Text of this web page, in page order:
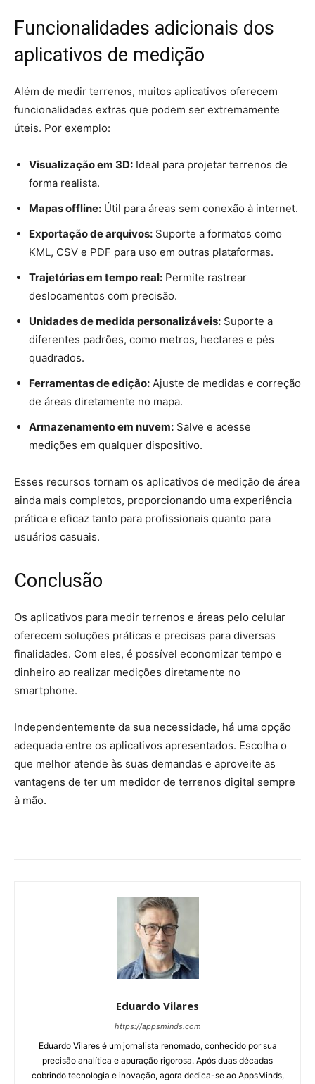
Funcionalidades adicionais dos
aplicativos de medição
Além de medir terrenos, muitos aplicativos oferecem
funcionalidades extras que podem ser extremamente
úteis. Por exemplo:
Visualização em 3D: Ideal para projetar terrenos de
forma realista.
Mapas offline: Útil para áreas sem conexão à internet.
Exportação de arquivos: Suporte a formatos como
KML, CSV e PDF para uso em outras plataformas.
Trajetórias em tempo real: Permite rastrear
deslocamentos com precisão.
Unidades de medida personalizáveis: Suporte a
diferentes padrões, como metros, hectares e pés
quadrados.
Ferramentas de edição: Ajuste de medidas e correção
de áreas diretamente no mapa.
Armazenamento em nuvem: Salve e acesse
medições em qualquer dispositivo.
Esses recursos tornam os aplicativos de medição de área
ainda mais completos, proporcionando uma experiência
prática e eficaz tanto para profissionais quanto para
usuários casuais.
Conclusão
Os aplicativos para medir terrenos e áreas pelo celular
oferecem soluções práticas e precisas para diversas
finalidades. Com eles, é possível economizar tempo e
dinheiro ao realizar medições diretamente no
smartphone.
Independentemente da sua necessidade, há uma opção
adequada entre os aplicativos apresentados. Escolha o
que melhor atende às suas demandas e aproveite as
vantagens de ter um medidor de terrenos digital sempre
à mão.
Eduardo Vilares
https://appsminds.com
Eduardo Vilares é um jornalista renomado, conhecido por sua
precisão analítica e apuração rigorosa. Após duas décadas
cobrindo tecnologia e inovação, agora dedica-se ao AppsMinds,